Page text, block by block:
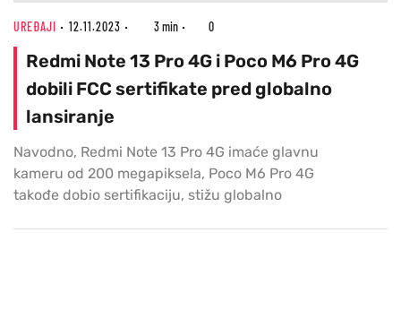
UREĐAJI 12.11.2023 3 min 0
Redmi Note 13 Pro 4G i Poco M6 Pro 4G
dobili FCC sertifikate pred globalno
lansiranje
Navodno, Redmi Note 13 Pro 4G imaće glavnu
kameru od 200 megapiksela, Poco M6 Pro 4G
takođe dobio sertifikaciju, stižu globalno